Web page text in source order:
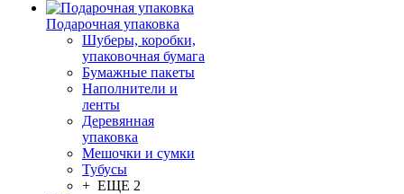
Подарочная упаковка
Шуберы, коробки,
упаковочная бумага
Бумажные пакеты
Наполнители и
ленты
Деревянная
упаковка
Мешочки и сумки
Тубусы
+ ЕЩЕ 2